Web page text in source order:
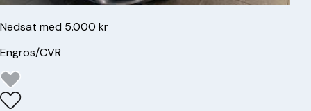
Nedsat med 5.000 kr
Engros/CVR